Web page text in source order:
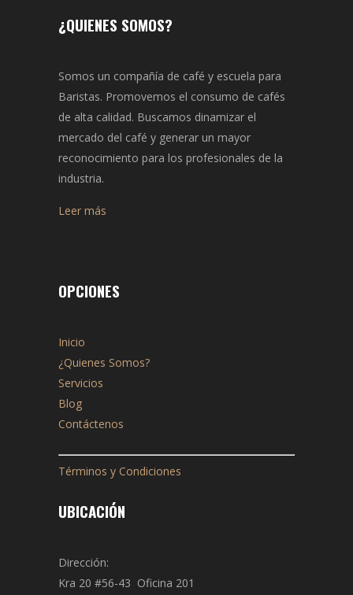
¿QUIENES SOMOS?
Somos un compañía de café y escuela para
Baristas. Promovemos el consumo de cafés
de alta calidad. Buscamos dinamizar el
mercado del café y generar un mayor
reconocimiento para los profesionales de la
industria.
Leer más
OPCIONES
Inicio
¿Quienes Somos?
Servicios
Blog
Contáctenos
Términos y Condiciones
UBICACIÓN
Dirección:
Kra 20 #56-43 Oficina 201